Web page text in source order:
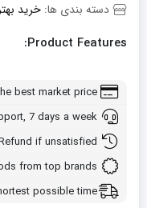
دسته بندی ها: خرید
Product Features:
best market price
7 days a week
if unsatisfied
from top brands
possible time